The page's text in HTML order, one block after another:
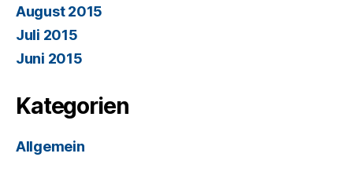
August 2015
Juli 2015
Juni 2015
Kategorien
Allgemein